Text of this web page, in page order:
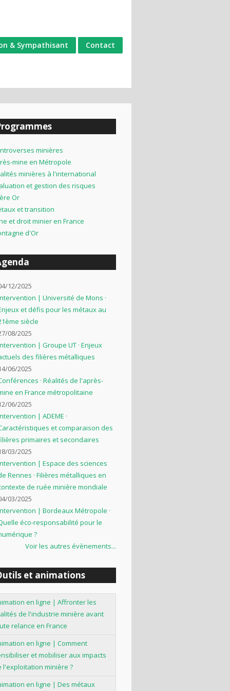
& Sympathisant Contact
minières
mine en Métropole
minières à l'international
et gestion des risques
Or
et transition
et droit minier en France
d'Or
12/2025
| Université de Mons ·
et défis pour les métaux au
siècle
08/2025
| Groupe UT · Enjeux
des filières métalliques
06/2025
· Réalités de l'après-
en France métropolitaine
06/2025
| ADEME ·
et comparaison des
primaires et secondaires
03/2025
| Espace des sciences
Rennes · Filières métalliques en
de ruée minière mondiale
03/2025
| Bordeaux Métropole ·
éco-responsabilité pour le
?
Voir les autres évènements...
et animations
en ligne | Affronter les
de l'industrie minière avant
relance en France
en ligne | Comment
et mobiliser aux impacts
l'exploitation minière ?
en ligne | Des métaux